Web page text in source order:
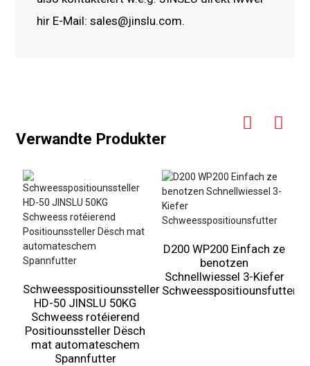
hir E-Mail: sales@jinslu.com.
Verwandte Produkter
Schweesspositiounssteller
HD-50 JINSLU 50KG
Schweess rotéierend
Positiounssteller Dësch
mat automateschem
Spannfutter
D200 WP200 Einfach ze
benotzen
Schnellwiessel 3-Kiefer
Schweesspositiounsfutter